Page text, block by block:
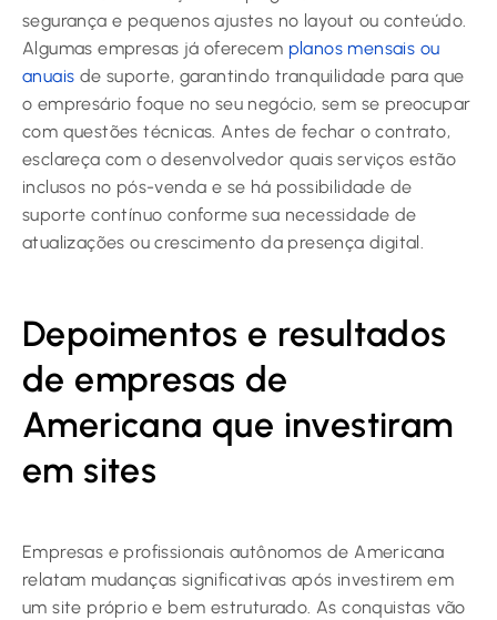
segurança e pequenos ajustes no layout ou conteúdo.
Algumas empresas já oferecem planos mensais ou
anuais de suporte, garantindo tranquilidade para que
o empresário foque no seu negócio, sem se preocupar
com questões técnicas. Antes de fechar o contrato,
esclareça com o desenvolvedor quais serviços estão
inclusos no pós-venda e se há possibilidade de
suporte contínuo conforme sua necessidade de
atualizações ou crescimento da presença digital.
Depoimentos e resultados
de empresas de
Americana que investiram
em sites
Empresas e profissionais autônomos de Americana
relatam mudanças significativas após investirem em
um site próprio e bem estruturado. As conquistas vão